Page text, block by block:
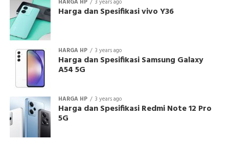
HARGA HP 3 years ago
Harga dan Spesifikasi vivo Y36
HARGA HP 3 years ago
Harga dan Spesifikasi Samsung Galaxy
A54 5G
HARGA HP 3 years ago
Harga dan Spesifikasi Redmi Note 12 Pro
5G